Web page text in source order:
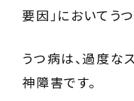
要因」においてう
うつ病は、過度な
神障害です。